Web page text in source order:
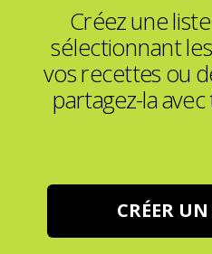
CRÉER
Créez une
sélectionnant
vos recettes ou
partagez-la